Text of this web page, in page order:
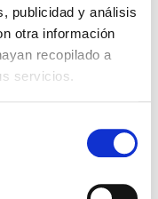
publicidad y análisis
otra información
recopilado a
servicios.